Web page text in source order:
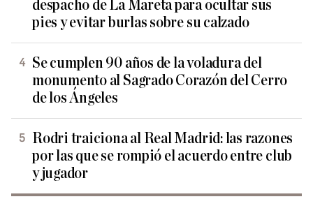
despacho de La Mareta para ocultar sus
pies y evitar burlas sobre su calzado
Se cumplen 90 años de la voladura del
monumento al Sagrado Corazón del Cerro
de los Ángeles
Rodri traiciona al Real Madrid: las razones
por las que se rompió el acuerdo entre club
y jugador